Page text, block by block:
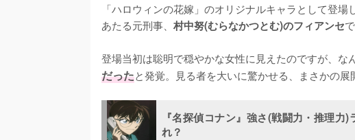
「ハロウィンの花嫁」のオリジナルキャラとして登場
あたる元刑事、 村中努(むらなかつとむ)のフィアンセ
登場当初は聡明で穏やかな女性に見えたのですが、な
だったと発覚。見る者を大いに驚かせる、まさかの展
『名探偵コナン』強さ(戦闘力・推理
れ？